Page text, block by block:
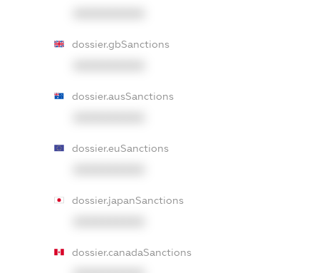
dossier.gbSanctions
dossier.ausSanctions
dossier.euSanctions
dossier.japanSanctions
dossier.canadaSanctions